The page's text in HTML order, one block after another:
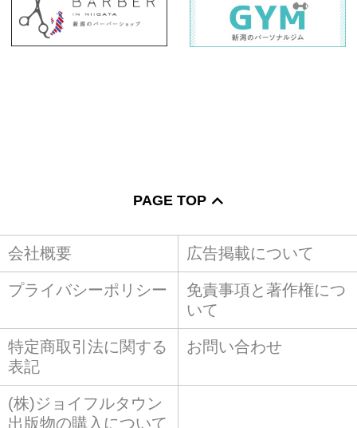
PAGE TOP
会社概要 広告掲載について
プライバシーポリシー
免責事項と著作権につ
いて
特定商取引法に関する
表記
お問い合わせ
(株)ジョイフルタウン
出版物の購入について